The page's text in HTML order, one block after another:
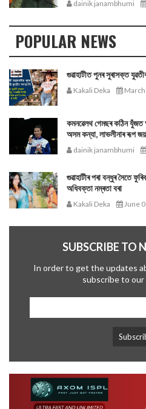
dainik janambhumi
POPULAR NEWS
গুৱাহাটীত পুনৰ সুৰাসক্ত
Kakali Deka
কমনৱেলথ গেমছৰ কঠিন যুঁজত
অসম কন্যা, লাভলীনাৰ ৰূপ জয়
dainik janambhumi
গুৱাহাটীৰ পৰা বন্ধুৰ সৈতে
অধিবক্তা নম্ৰতা বৰা
Kakali Deka June
SUBSCRIBE TO
In order to get the updates
subscribe to